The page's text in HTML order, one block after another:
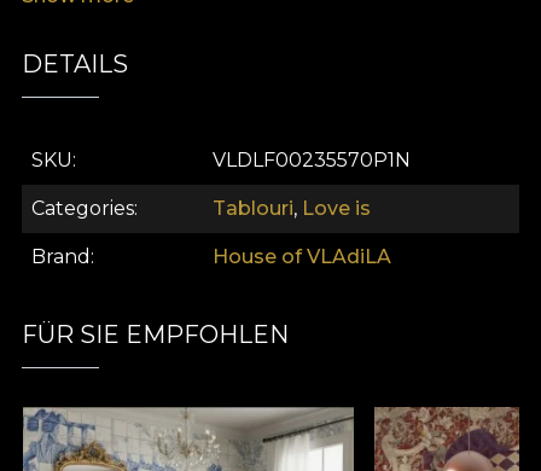
pentru acasă.
DETAILS
SKU VLDLF00235570P1N
Categories Tablouri, Love is
Brand House of VLAdiLA
FÜR SIE EMPFOHLEN